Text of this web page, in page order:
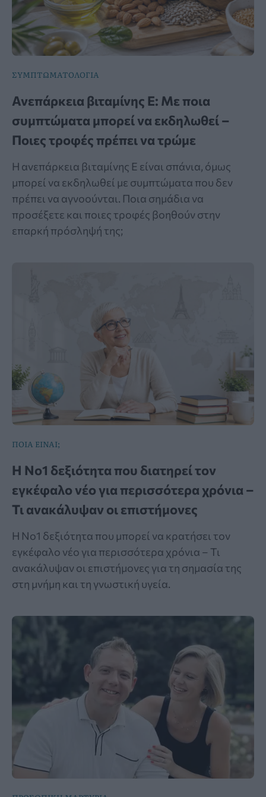
ΣΥΜΠΤΩΜΑΤΟΛΟΓΙΑ
Ανεπάρκεια βιταμίνης Ε: Με ποια
συμπτώματα μπορεί να εκδηλωθεί –
Ποιες τροφές πρέπει να τρώμε
Η ανεπάρκεια βιταμίνης Ε είναι σπάνια, όμως
μπορεί να εκδηλωθεί με συμπτώματα που δεν
πρέπει να αγνοούνται. Ποια σημάδια να
προσέξετε και ποιες τροφές βοηθούν στην
επαρκή πρόσληψή της;
ΠΟΙΑ ΕΙΝΑΙ;
Η Νο1 δεξιότητα που διατηρεί τον
εγκέφαλο νέο για περισσότερα χρόνια –
Τι ανακάλυψαν οι επιστήμονες
Η Νο1 δεξιότητα που μπορεί να κρατήσει τον
εγκέφαλο νέο για περισσότερα χρόνια – Τι
ανακάλυψαν οι επιστήμονες για τη σημασία της
στη μνήμη και τη γνωστική υγεία.